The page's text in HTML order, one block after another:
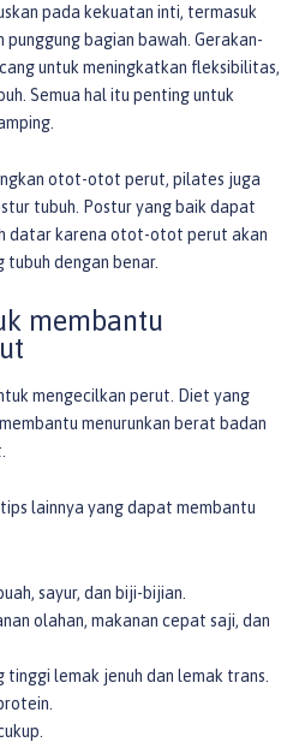
pada kekuatan inti, termasuk
bagian bawah. Gerakan-
untuk meningkatkan fleksibilitas,
Semua hal itu penting untuk
otot-otot perut, pilates juga
tubuh. Postur yang baik dapat
datar karena otot-otot perut akan
dengan benar.
membantu
mengecilkan perut. Diet yang
menurunkan berat badan
lainnya yang dapat membantu
sayur, dan biji-bijian.
olahan, makanan cepat saji, dan
tinggi lemak jenuh dan lemak trans.